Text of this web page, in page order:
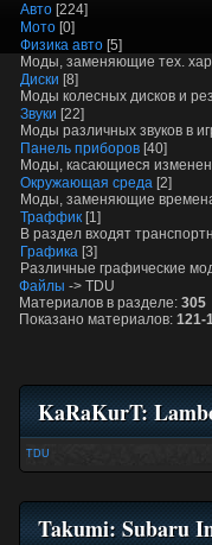
Авто [224]
Мото [0]
Физика авто [5]
Моды, заменяющие тех.
Диски [8]
Моды колесных дисков и
Звуки [22]
Моды различных звуков в
Панель приборов [40]
Моды, касающиеся
Окружающая среда [2]
Моды, заменяющие времена
Траффик [1]
В раздел входят
Графика [3]
Различные графические
Файлы -> TDU
Материалов в разделе: 305
Показано материалов: 121-
KaRaKurT:
TDU
Takumi: Subaru